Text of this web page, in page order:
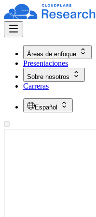
Áreas de enfoque
Presentaciones
Sobre nosotros
Carreras
Español